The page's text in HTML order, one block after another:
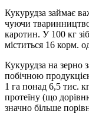
Кукурудза займає
чуючи
каро­тин. У 100 кг
міститься 16 корм.
Кукурудза на зерно
по­бічною
1 га по­над 6,5 тис.
протеїну (що
значно більше